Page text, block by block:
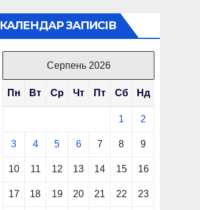
КАЛЕНДАР ЗАПИСІВ
Серпень 2026
Пн Вт Ср Чт Пт Сб Нд
1 2
3 4 5 6 7 8 9
10 11 12 13 14 15 16
17 18 19 20 21 22 23